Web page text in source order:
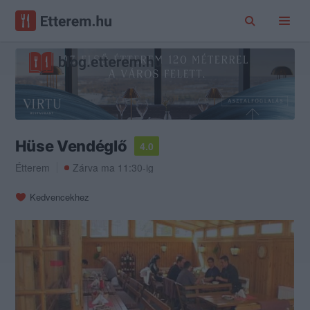
Hüse Vendéglő
4.0
Étterem
Zárva ma 11:30-ig
Kedvencekhez